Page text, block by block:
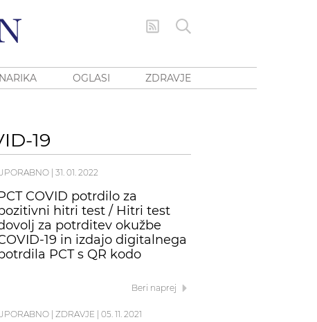
OGLASI ZDRAVJE
19
| 31. 01. 2022
COVID potrdilo za
hitri test / Hitri test
za potrditev okužbe
19 in izdajo digitalnega
PCT s QR kodo
Beri naprej
| ZDRAVJE 05. 11. 2021